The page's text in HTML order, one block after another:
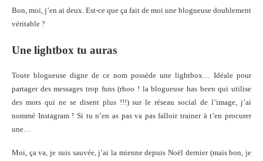
Bon, moi, j’en ai deux. Est-ce que ça fait de moi une blogueuse doublement
véritable ?
Une lightbox tu auras
Toute blogueuse digne de ce nom possède une lightbox… Idéale pour
partager des messages trop funs (rhoo ! la blogueuse has been qui utilise
des mots qui ne se disent plus !!!) sur le réseau social de l’image, j’ai
nommé Instagram ! Si tu n’en as pas va pas falloir trainer à t’en procurer
une…
Moi, ça va, je suis sauvée, j’ai la mienne depuis Noël dernier (mais bon, je